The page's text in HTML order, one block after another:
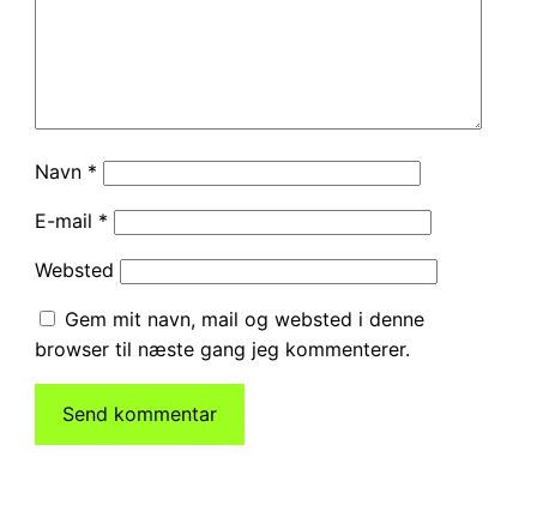
Navn *
E-mail *
Websted
Gem mit navn, mail og websted i denne
browser til næste gang jeg kommenterer.